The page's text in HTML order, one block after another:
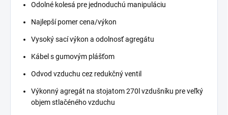
Odolné kolesá pre jednoduchú manipuláciu
Najlepší pomer cena/výkon
Vysoký sací výkon a odolnosť agregátu
Kábel s gumovým plášťom
Odvod vzduchu cez redukčný ventil
Výkonný agregát na stojatom 270l vzdušníku pre veľký
objem stlačéného vzduchu